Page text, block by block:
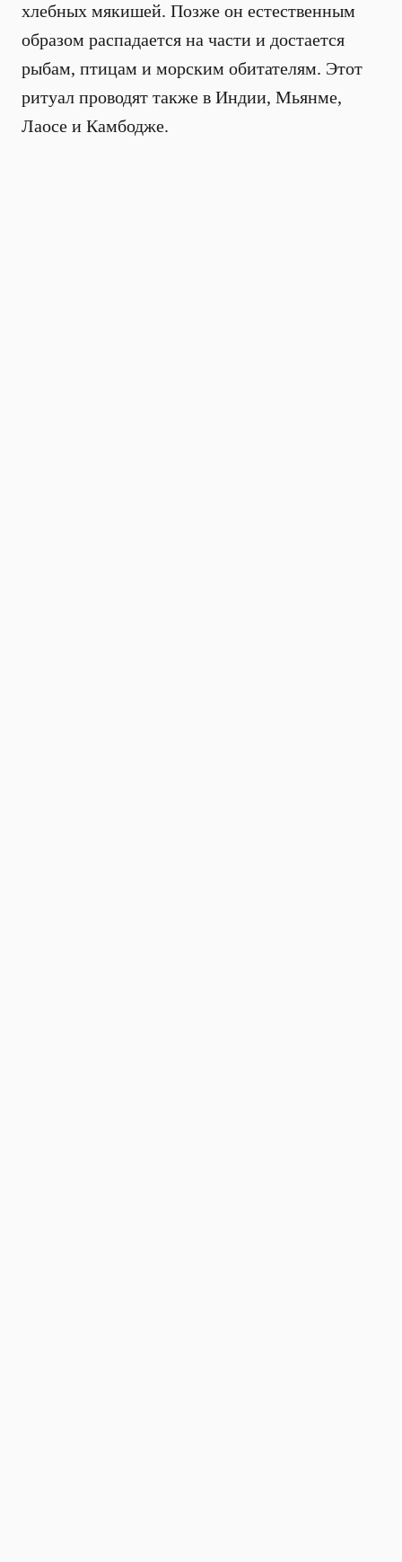
хлебных мякишей. Позже он естественным
образом распадается на части и достается
рыбам, птицам и морским обитателям. Этот
ритуал проводят также в Индии, Мьянме,
Лаосе и Камбодже.